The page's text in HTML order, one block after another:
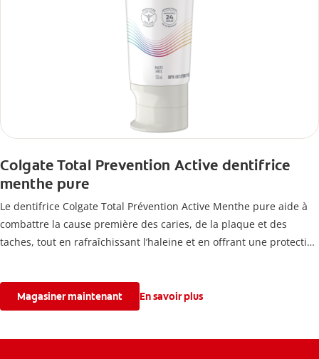
Colgate Total Prevention Active dentifrice
menthe pure
Le dentifrice Colgate Total Prévention Active Menthe pure aide à
combattre la cause première des caries, de la plaque et des
taches, tout en rafraîchissant l’haleine et en offrant une protection
Magasiner maintenant En savoir plus